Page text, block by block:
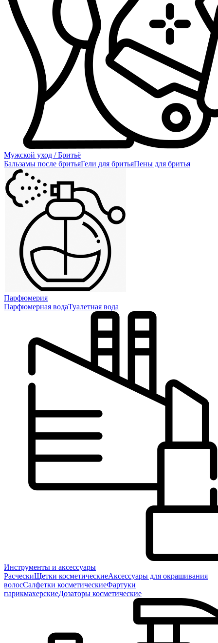
Мужской уход / Бритьё
Бальзамы после бритьяГели для бритьяПены для бритья
Парфюмерия
Парфюмерная водаТуалетная вода
Инструменты и аксессуары
РасческиЩетки косметическиеАксессуары для окрашивания
волосСалфетки косметическиеФартуки
парикмахерскиеДозаторы косметические